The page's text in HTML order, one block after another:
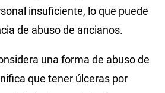
insuficiente, lo que puede
de abuso de ancianos.
una forma de abuso de
que tener úlceras por